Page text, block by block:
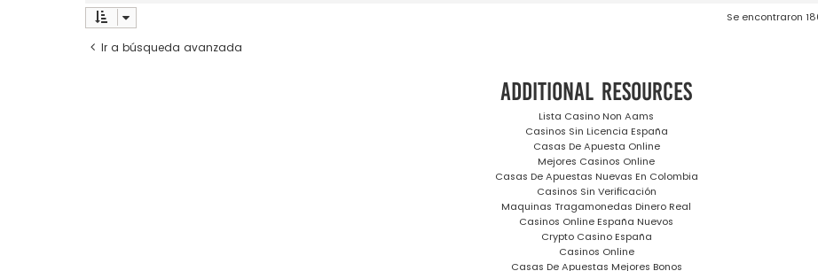
Se encontraron
Ir a búsqueda avanzada
Additional resources
Lista Casino Non Aams
Casinos Sin Licencia España
Casas De Apuesta Online
Mejores Casinos Online
Casas De Apuestas Nuevas En Colombia
Casinos Sin Verificación
Maquinas Tragamonedas Dinero Real
Casinos Online España Nuevos
Crypto Casino España
Casinos Online
Casas De Apuestas Mejores Bonos